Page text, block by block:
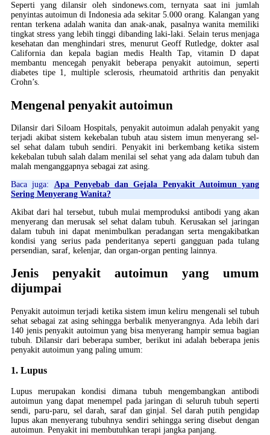
Seperti yang dilansir oleh sindonews.com, ternyata saat ini jumlah
penyintas autoimun di Indonesia ada sekitar 5.000 orang. Kalangan yang
rentan terkena adalah wanita dan anak-anak, pasalnya wanita memiliki
tingkat stress yang lebih tinggi dibanding laki-laki. Selain terus menjaga
kesehatan dan menghindari stres, menurut Geoff Rutledge, dokter asal
California dan kepala bagian medis Health Tap, vitamin D dapat
membantu mencegah penyakit beberapa penyakit autoimun, seperti
diabetes tipe 1, multiple sclerosis, rheumatoid arthritis dan penyakit
Crohn’s.
Mengenal penyakit autoimun
Dilansir dari Siloam Hospitals, penyakit autoimun adalah penyakit yang
terjadi akibat sistem kekebalan tubuh atau sistem imun menyerang sel-
sel sehat dalam tubuh sendiri. Penyakit ini berkembang ketika sistem
kekebalan tubuh salah dalam menilai sel sehat yang ada dalam tubuh dan
malah menganggapnya sebagai zat asing.
Baca juga: Apa Penyebab dan Gejala Penyakit Autoimun yang
Sering Menyerang Wanita?
Akibat dari hal tersebut, tubuh mulai memproduksi antibodi yang akan
menyerang dan merusak sel sehat dalam tubuh. Kerusakan sel jaringan
dalam tubuh ini dapat menimbulkan peradangan serta mengakibatkan
kondisi yang serius pada penderitanya seperti gangguan pada tulang
persendian, saraf, kelenjar, dan organ-organ penting lainnya.
Jenis penyakit autoimun yang umum
dijumpai
Penyakit autoimun terjadi ketika sistem imun keliru mengenali sel tubuh
sehat sebagai zat asing sehingga berbalik menyerangnya. Ada lebih dari
140 jenis penyakit autoimun yang bisa menyerang hampir semua bagian
tubuh. Dilansir dari beberapa sumber, berikut ini adalah beberapa jenis
penyakit autoimun yang paling umum:
1. Lupus
Lupus merupakan kondisi dimana tubuh mengembangkan antibodi
autoimun yang dapat menempel pada jaringan di seluruh tubuh seperti
sendi, paru-paru, sel darah, saraf dan ginjal. Sel darah putih pengidap
lupus akan menyerang tubuhnya sendiri sehingga sering disebut dengan
autoimun. Penyakit ini membutuhkan terapi jangka panjang.